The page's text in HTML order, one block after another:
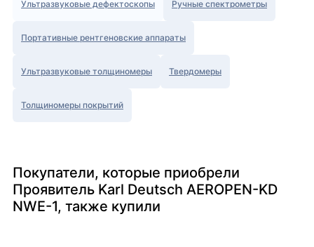
Ультразвуковые дефектоскопы Ручные спектрометры
Портативные рентгеновские аппараты
Ультразвуковые толщиномеры Твердомеры
Толщиномеры покрытий
Покупатели, которые приобрели
Проявитель Karl Deutsch AEROPEN-KD
NWE-1, также купили